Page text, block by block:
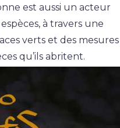
est aussi un acteur
à travers une
verts et des mesures
qu’ils abritent.